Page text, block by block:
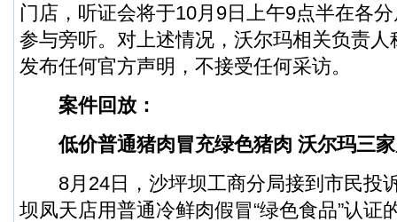
门店，听证会将于10月9日上午9点半在各
参与旁听。对上述情况，沃尔玛相关负责
发布任何官方声明，不接受任何采访。
案件回放：
低价普通猪肉冒充绿色猪肉 沃尔玛三家
8月24日，沙坪坝工商分局接到市民投
坝凤天店用普通冷鲜肉假冒“绿色食品”认证